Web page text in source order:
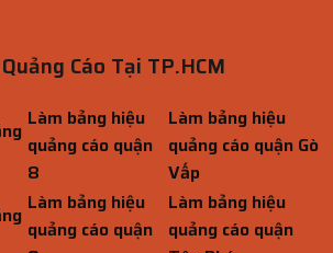
Cáo Tại TP.HCM
Làm bảng hiệu
quảng cáo quận
8
Làm bảng hiệu
quảng cáo quận Gò
Vấp
Làm bảng hiệu
quảng cáo quận
Làm bảng hiệu
quảng cáo quận